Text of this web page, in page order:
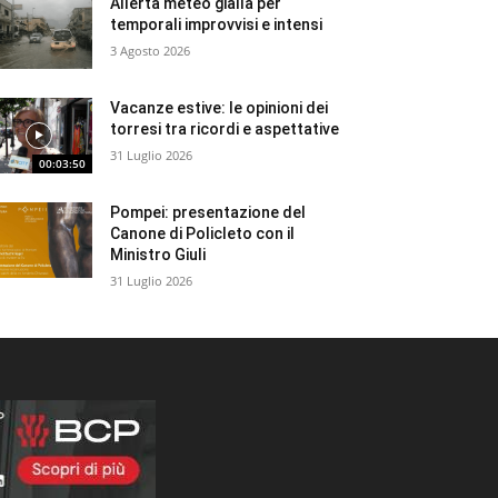
temporali improvvisi e intensi
3 Agosto 2026
00:03:50
Vacanze estive: le opinioni dei
torresi tra ricordi e aspettative
31 Luglio 2026
Pompei: presentazione del
Canone di Policleto con il
Ministro Giuli
31 Luglio 2026